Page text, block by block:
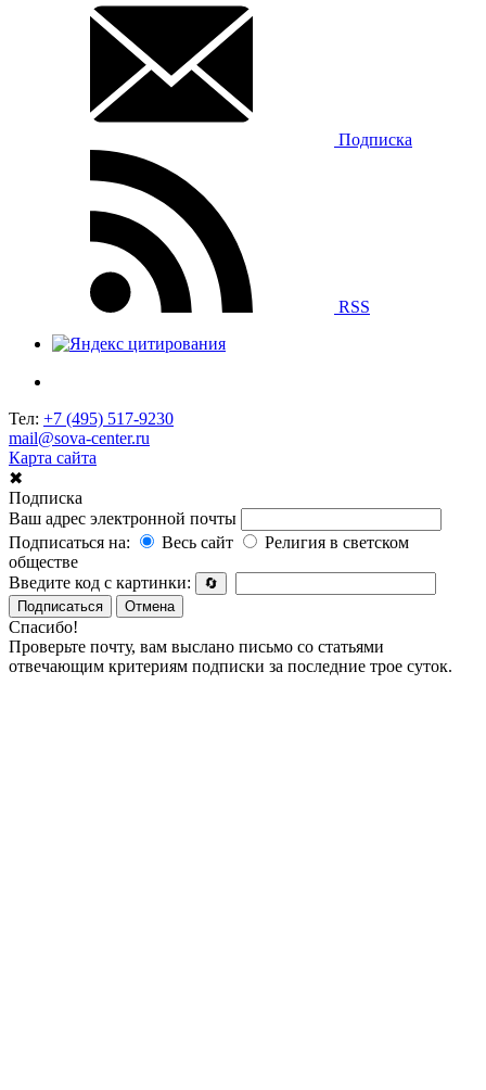
Подписка
RSS
Тел: +7 (495) 517-9230
mail@sova-center.ru
Карта сайта
✖
Подписка
Ваш адрес электронной почты
Подписаться на:
Весь сайт
Религия в светском
обществе
Введите код с картинки:
🔄
Подписаться
Отмена
Спасибо!
Проверьте почту, вам выслано письмо со статьями
отвечающим критериям подписки за последние трое суток.